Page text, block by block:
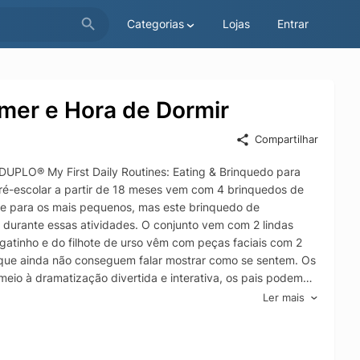
Categorias Lojas Entrar
e Hora de Dormir
Compartilhar
My First Daily Routines: Eating & Brinquedo para
escolar a partir de 18 meses vem com 4 brinquedos de
para os mais pequenos, mas este brinquedo de
essas atividades. O conjunto vem com 2 lindas
e do filhote de urso vêm com peças faciais com 2
ainda não conseguem falar mostrar como se sentem. Os
à dramatização divertida e interativa, os pais podem
As crianças desenvolvem habilidades motoras finas
rotina é codificada por cores para facilitar a
DUPLO® My First Daily Routines: Eating & O
a aprender sobre atividades diárias importantes
Ler mais